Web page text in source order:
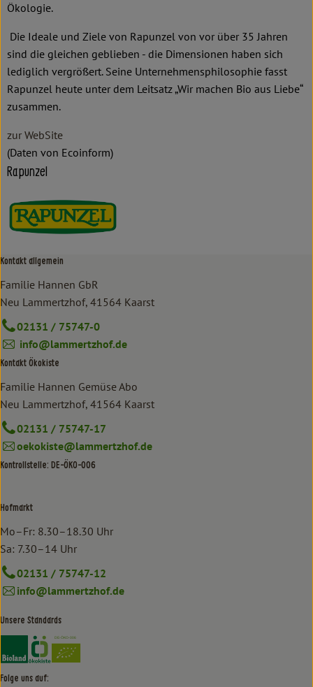
Ökologie.
Die Ideale und Ziele von Rapunzel von vor über 35 Jahren
sind die gleichen geblieben - die Dimensionen haben sich
lediglich vergrößert. Seine Unternehmensphilosophie fasst
Rapunzel heute unter dem Leitsatz „Wir machen Bio aus Liebe“
zusammen.
zur WebSite
(Daten von Ecoinform)
Rapunzel
Kontakt allgemein
Familie Hannen GbR
Neu Lammertzhof, 41564 Kaarst
02131 / 75747-0
info@lammertzhof.de
Kontakt Ökokiste
Familie Hannen Gemüse Abo
Neu Lammertzhof, 41564 Kaarst
02131 / 75747-17
oekokiste@lammertzhof.de
Kontrollstelle: DE-ÖKO-006
Hofmarkt
Mo–Fr: 8.30–18.30 Uhr
Sa: 7.30–14 Uhr
02131 / 75747-12
info@lammertzhof.de
Unsere Standards
Externer Link zu https://www.bioland.de/verbraucher
Externer Link zu https://www.oekokiste.de/
Folge uns auf: